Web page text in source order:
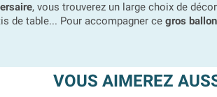
, vous trouverez un large choix de
de table... Pour accompagner ce gros
VOUS AIMEREZ